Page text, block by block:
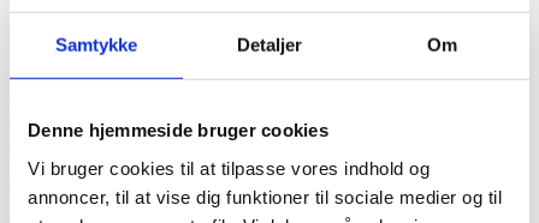
Samtykke Detaljer Om
Denne hjemmeside bruger cookies
Vi bruger cookies til at tilpasse vores indhold og
annoncer, til at vise dig funktioner til sociale medier og til
Grundprincipper i forbindelse med
facaderensning
det har SYLAN® AS. Erfaring gennem 30 års arbejde med
afrensning, maskiner, der er effektive og velfungerende, samt
medarbejdere der er samvittighedsfulde og ønsker at udføre opgaven